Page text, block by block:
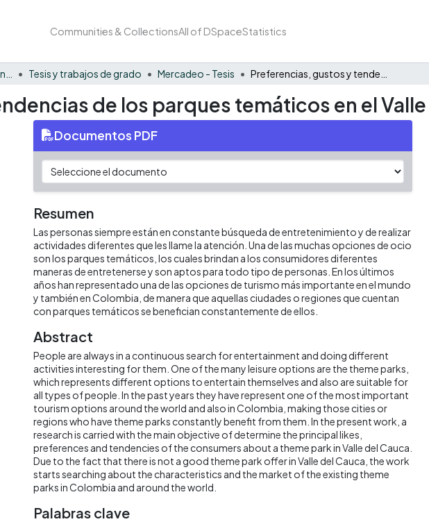
Communities & CollectionsAll of DSpaceStatistics
Tesis y trabajos de grado Mercadeo - Tesis
de los parques temáticos en el
Documentos PDF
Resumen
Las personas siempre están en constante búsqueda de entretenimiento y de realizar
actividades diferentes que les llame la atención. Una de las muchas opciones de ocio
son los parques temáticos, los cuales brindan a los consumidores diferentes
maneras de entretenerse y son aptos para todo tipo de personas. En los últimos
años han representado una de las opciones de turismo más importante en el mundo
y también en Colombia, de manera que aquellas ciudades o regiones que cuentan
con parques temáticos se benefician constantemente de ellos.
Abstract
People are always in a continuous search for entertainment and doing different
activities interesting for them. One of the many leisure options are the theme parks,
which represents different options to entertain themselves and also are suitable for
all types of people. In the past years they have represent one of the most important
tourism options around the world and also in Colombia, making those cities or
regions who have theme parks constantly benefit from them. In the present work, a
research is carried with the main objective of determine the principal likes,
preferences and tendencies of the consumers about a theme park in Valle del Cauca.
Due to the fact that there is not a good theme park offer in Valle del Cauca, the work
starts searching about the characteristics and the market of the existing theme
parks in Colombia and around the world.
Palabras clave